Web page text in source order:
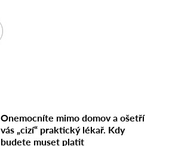
Onemocníte mimo domov a ošetří
vás „cizí“ praktický lékař. Kdy
budete muset platit